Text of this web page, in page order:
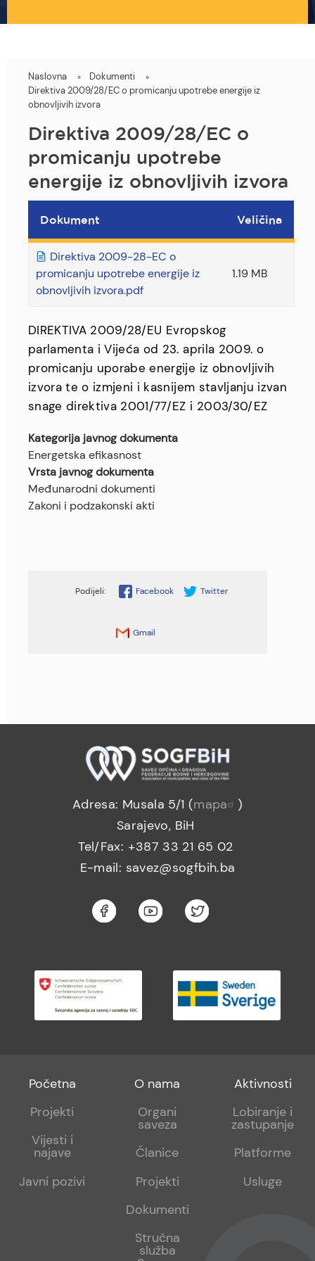
You
are
here
Naslovna
Dokumenti
Direktiva 2009/28/EC o promicanju upotrebe energije iz
obnovljivih izvora
Direktiva 2009/28/EC o
promicanju upotrebe
energije iz obnovljivih izvora
Dokument Veličina
Direktiva 2009-28-EC o
promicanju upotrebe energije iz
obnovljivih izvora.pdf
1.19 MB
DIREKTIVA 2009/28/EU Evropskog
parlamenta i Vijeća od 23. aprila 2009. o
promicanju uporabe energije iz obnovljivih
izvora te o izmjeni i kasnijem stavljanju izvan
snage direktiva 2001/77/EZ i 2003/30/EZ
Kategorija javnog dokumenta
Energetska efikasnost
Vrsta javnog dokumenta
Međunarodni dokumenti
Zakoni i podzakonski akti
Facebook Twitter
Gmail
Adresa: Musala 5/1 (mapa
)
Sarajevo, BiH
Tel/Fax: +387 33 21 65 02
E-mail: savez@sogfbih.ba
Footer
menu
Početna
Projekti
Vijesti i
najave
Javni pozivi
Footer
sub
O nama
Organi
saveza
Članice
Projekti
Dokumenti
Stručna
služba
Footer
sub
Aktivnosti
Lobiranje i
zastupanje
Platforme
Usluge